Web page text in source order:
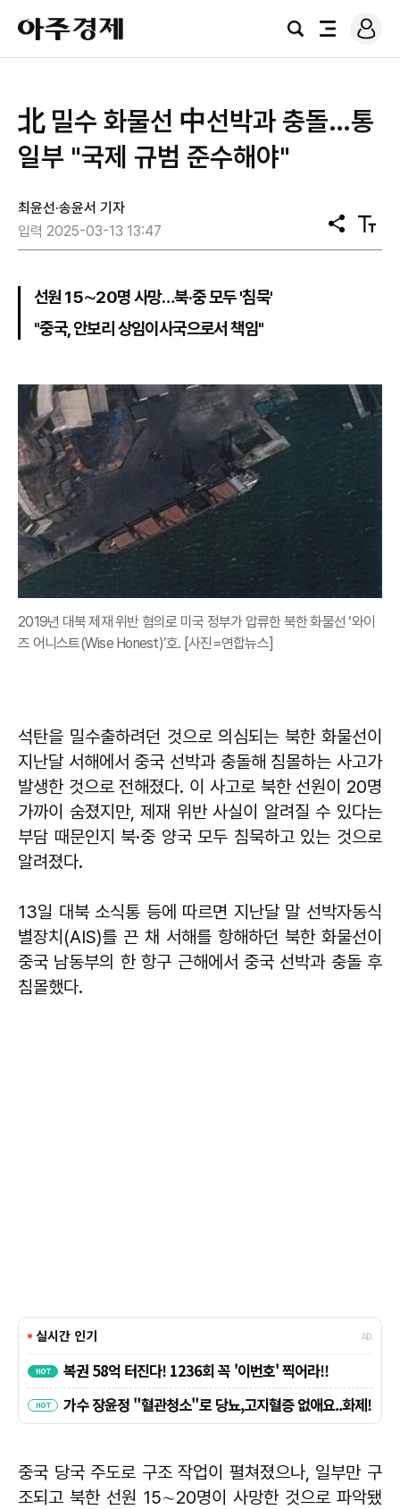
아
주
경
검
전
로
그
北 밀수 화물선 中선박과 충돌…통
일부 "국제 규범 준수해야"
최윤선·송윤서 기자
입력 2025-03-13 13:47
공
유
텍
스
선원 15∼20명 사망…북·중 모두 '침묵'
"중국, 안보리 상임이사국으로서 책임"
2019년 대북 제재 위반 혐의로 미국 정부가 압류한 북한 화물선 ‘와이
즈 어니스트(Wise Honest)’호. [사진=연합뉴스]
석탄을 밀수출하려던 것으로 의심되는 북한 화물선이
지난달 서해에서 중국 선박과 충돌해 침몰하는 사고가
발생한 것으로 전해졌다. 이 사고로 북한 선원이 20명
가까이 숨졌지만, 제재 위반 사실이 알려질 수 있다는
부담 때문인지 북·중 양국 모두 침묵하고 있는 것으로
알려졌다.
13일 대북 소식통 등에 따르면 지난달 말 선박자동식
별장치(AIS)를 끈 채 서해를 항해하던 북한 화물선이
중국 남동부의 한 항구 근해에서 중국 선박과 충돌 후
침몰했다.
중국 당국 주도로 구조 작업이 펼쳐졌으나, 일부만 구
조되고 북한 선원 15∼20명이 사망한 것으로 파악됐